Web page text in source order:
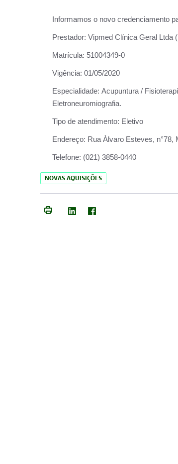
Informamos o novo credenciamento
Prestador: Vipmed Clínica Geral Ltda
Matrícula: 51004349-0
Vigência: 01/05/2020
Especialidade: Acupuntura /
Eletroneuromiografia.
Tipo de atendimento: Eletivo
Endereço: Rua Àlvaro Esteves, n°78,
Telefone: (021) 3858-0440
NOVAS AQUISIÇÕES